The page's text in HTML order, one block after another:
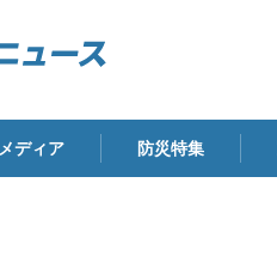
メディア 防災特集